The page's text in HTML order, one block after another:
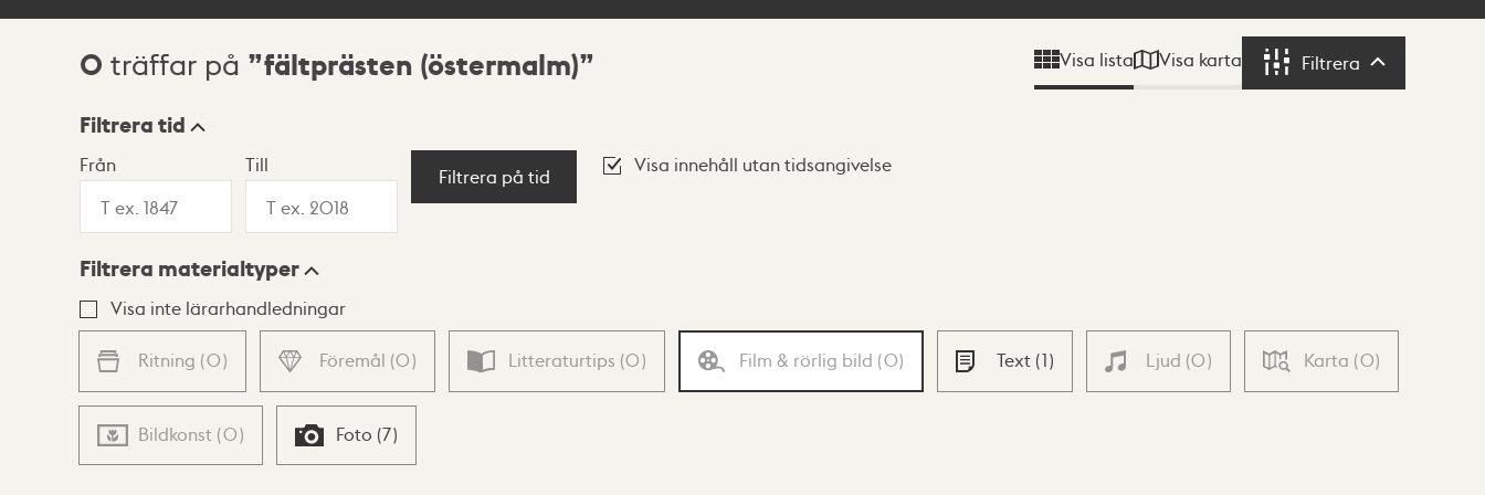
Sökresultat
0 träffar på fältprästen (östermalm) Visa lista Visa karta Filtrera Filtrera
Visningsläge
Lista Karta
Filtrera tid
Från Till
Filtrera på tid
Visa innehåll utan tidsangivelse
Filtrera materialtyper
Visa inte lärarhandledningar
Ritning (0) Föremål (0) Litteraturtips (0) Film & rörlig bild (0) Text (1) Ljud (0) Karta (0)
Bildkonst (0) Foto (7)